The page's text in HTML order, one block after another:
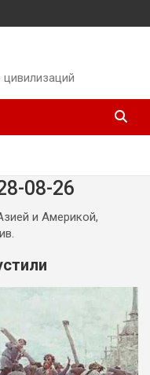
цивилизаций
08-26
и Америкой,